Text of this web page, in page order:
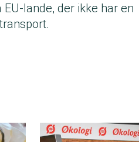
lande, der ikke har en